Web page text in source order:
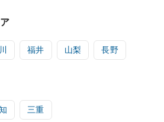
福井 山梨 長野
三重